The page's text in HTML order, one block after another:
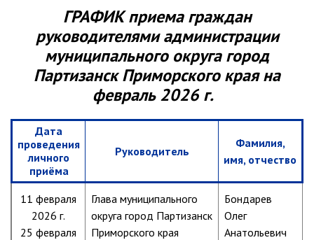
Свод-WEB
Партизанск
Геральдика
Решение Думы «О гербе
Партизанского городского
округа»
Историческая справка
Фотогалерея
Старые фотографии нашего
города
ГРАФИКприема граждан
руководителями администрации
муниципального округа город
ПартизанскПриморского краяна
февраль 2026 г.
Дата
проведения
личного
приёма
Руководитель
Фамилия,
имя, отчество
11 февраля
2026 г.
25 февраля
Глава муниципального
округа город Партизанск
Приморского края
Бондарев
Олег
Анатольевич